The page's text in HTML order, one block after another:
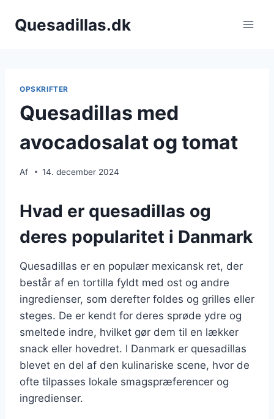
Quesadillas.dk
OPSKRIFTER
Quesadillas med
avocadosalat og tomat
Af 14. december 2024
Hvad er quesadillas og
deres popularitet i Danmark
Quesadillas er en populær mexicansk ret, der
består af en tortilla fyldt med ost og andre
ingredienser, som derefter foldes og grilles eller
steges. De er kendt for deres sprøde ydre og
smeltede indre, hvilket gør dem til en lækker
snack eller hovedret. I Danmark er quesadillas
blevet en del af den kulinariske scene, hvor de
ofte tilpasses lokale smagspræferencer og
ingredienser.